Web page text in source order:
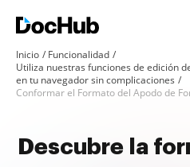
Inicio
Funcionalidad
Utiliza nuestras funciones de edición
en tu navegador sin complicaciones
Conformar el Formato del Apodo de
Descubre la